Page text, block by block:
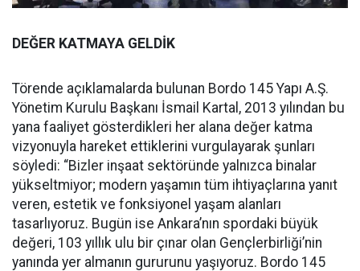
DEĞER KATMAYA GELDİK
Törende açıklamalarda bulunan Bordo 145 Yapı A.Ş.
Yönetim Kurulu Başkanı İsmail Kartal, 2013 yılından bu
yana faaliyet gösterdikleri her alana değer katma
vizyonuyla hareket ettiklerini vurgulayarak şunları
söyledi: “Bizler inşaat sektöründe yalnızca binalar
yükseltmiyor; modern yaşamın tüm ihtiyaçlarına yanıt
veren, estetik ve fonksiyonel yaşam alanları
tasarlıyoruz. Bugün ise Ankara’nın spordaki büyük
değeri, 103 yıllık ulu bir çınar olan Gençlerbirliği’nin
yanında yer almanın gururunu yaşıyoruz. Bordo 145